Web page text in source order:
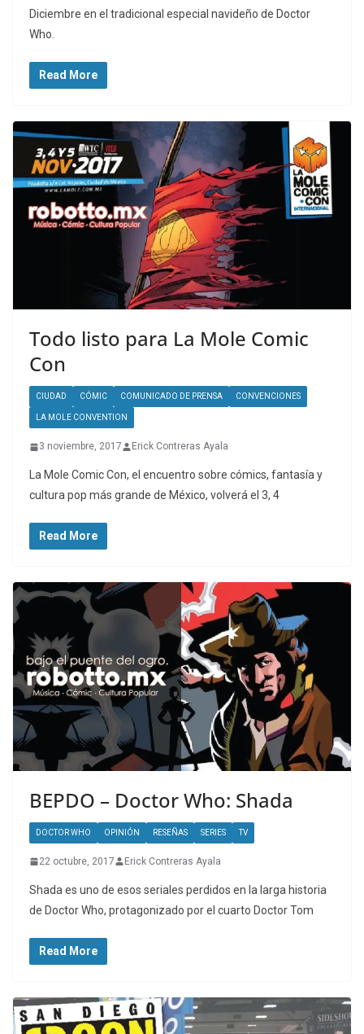
Diciembre en el tradicional especial navideño de Doctor
Who.
Read More
Todo listo para La Mole Comic
Con
CIUDAD CÓMIC COMUNICADO DE PRENSA CONVENCIONES
LA MOLE CONVENTION
3 noviembre, 2017 Erick Contreras Ayala
La Mole Comic Con, el encuentro sobre cómics, fantasía y
cultura pop más grande de México, volverá el 3, 4
Read More
BEPDO – Doctor Who: Shada
DOCTOR WHO OPINIÓN RESEÑAS SERIES TV
22 octubre, 2017 Erick Contreras Ayala
Shada es uno de esos seriales perdidos en la larga historia
de Doctor Who, protagonizado por el cuarto Doctor Tom
Read More